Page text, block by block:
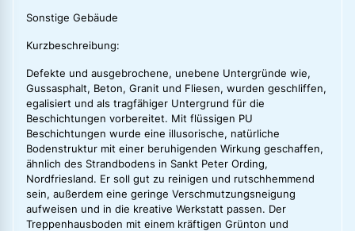
Sonstige Gebäude
Kurzbeschreibung:
Defekte und ausgebrochene, unebene Untergründe wie,
Gussasphalt, Beton, Granit und Fliesen, wurden geschliffen,
egalisiert und als tragfähiger Untergrund für die
Beschichtungen vorbereitet. Mit flüssigen PU
Beschichtungen wurde eine illusorische, natürliche
Bodenstruktur mit einer beruhigenden Wirkung geschaffen,
ähnlich des Strandbodens in Sankt Peter Ording,
Nordfriesland. Er soll gut zu reinigen und rutschhemmend
sein, außerdem eine geringe Verschmutzungsneigung
aufweisen und in die kreative Werkstatt passen. Der
Treppenhausboden mit einem kräftigen Grünton und